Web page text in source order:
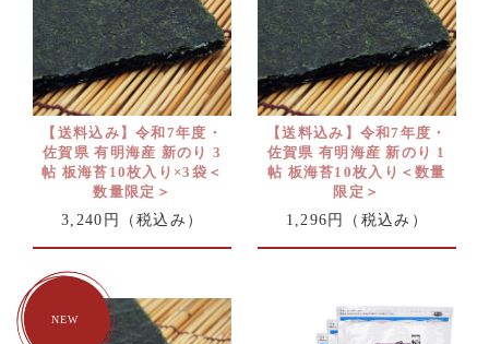
【送料込み】令和7年度・
佐賀県 有明海産 新のり 3
帖 板海苔10枚入り×3袋＜
数量限定＞
3,240円
（税込み）
【送料込み】令和7年度・
佐賀県 有明海産 新のり 1
帖 板海苔10枚入り＜数量
限定＞
1,296円
（税込み）